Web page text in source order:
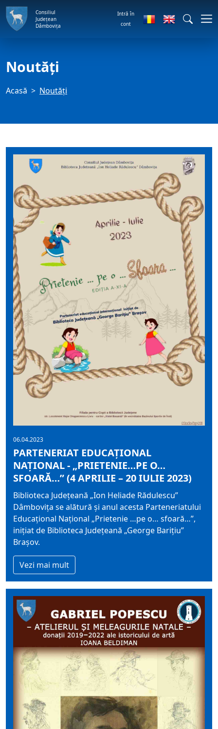
Consiliul
Județean
Dâmbovița
Intră în
cont
Noutăți
Acasă Noutăți
06.04.2023
PARTENERIAT EDUCAȚIONAL
NAȚIONAL - „PRIETENIE…PE O…
SFOARĂ…” (4 APRILIE – 20 IULIE 2023)
Biblioteca Județeană „Ion Heliade Rădulescu”
Dâmbovița se alătură și anul acesta Parteneriatului
Educațional Național „Prietenie …pe o… sfoară…”,
inițiat de Biblioteca Județeană „George Barițiu”
Brașov.
Vezi mai mult